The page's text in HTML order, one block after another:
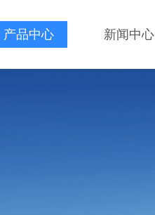
产品中心 新闻中心